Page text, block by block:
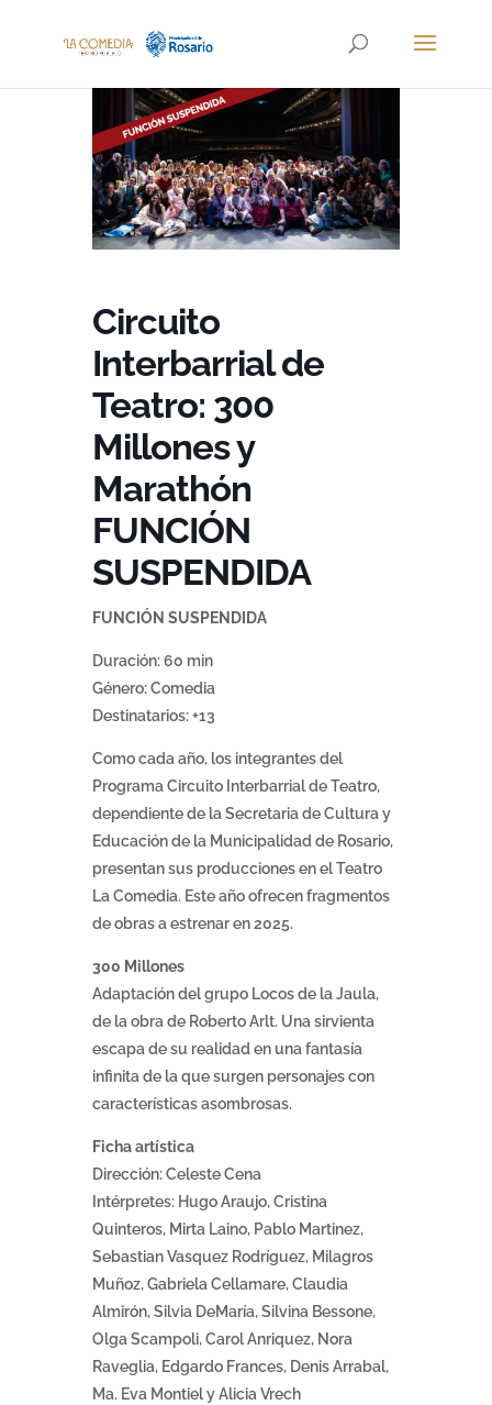
Circuito
Interbarrial de
Teatro: 300
Millones y
Marathón
FUNCIÓN
SUSPENDIDA
FUNCIÓN SUSPENDIDA
Duración: 60 min
Género: Comedia
Destinatarios: +13
Como cada año, los integrantes del
Programa Circuito Interbarrial de Teatro,
dependiente de la Secretaria de Cultura y
Educación de la Municipalidad de Rosario,
presentan sus producciones en el Teatro
La Comedia. Este año ofrecen fragmentos
de obras a estrenar en 2025.
300 Millones
Adaptación del grupo Locos de la Jaula,
de la obra de Roberto Arlt. Una sirvienta
escapa de su realidad en una fantasía
infinita de la que surgen personajes con
características asombrosas.
Ficha artística
Dirección: Celeste Cena
Intérpretes: Hugo Araujo, Cristina
Quinteros, Mirta Laino, Pablo Martinez,
Sebastian Vasquez Rodríguez, Milagros
Muñoz, Gabriela Cellamare, Claudia
Almirón, Silvia DeMaría, Silvina Bessone,
Olga Scampoli, Carol Anriquez, Nora
Raveglia, Edgardo Frances, Denis Arrabal,
Ma. Eva Montiel y Alicia Vrech